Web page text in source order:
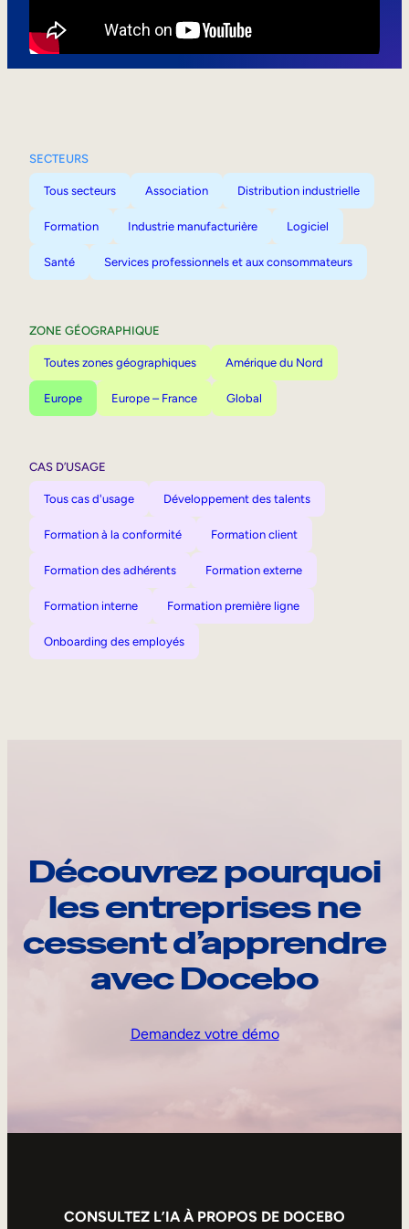
SECTEURS
Tous secteurs Association Distribution industrielle
Formation Industrie manufacturière Logiciel
Santé Services professionnels et aux consommateurs
ZONE GÉOGRAPHIQUE
Toutes zones géographiques Amérique du Nord
Europe Europe – France Global
CAS D’USAGE
Tous cas d'usage Développement des talents
Formation à la conformité Formation client
Formation des adhérents Formation externe
Formation interne Formation première ligne
Onboarding des employés
Découvrez pourquoi
les entreprises ne
cessent d’apprendre
avec Docebo
Demandez votre démo
CONSULTEZ L’IA À PROPOS DE DOCEBO